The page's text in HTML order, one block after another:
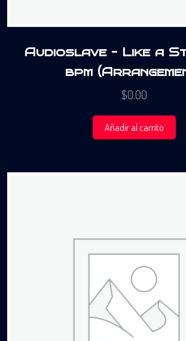
Audioslave – Like a
bpm
$0.00
Añadir al carrito